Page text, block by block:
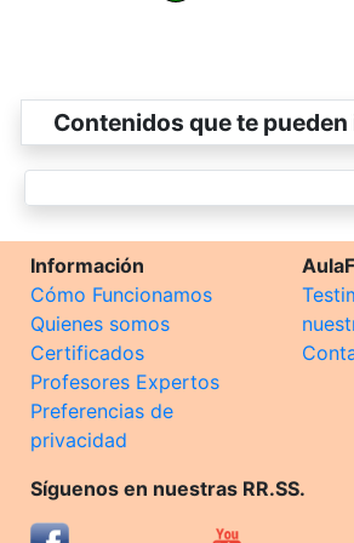
Contenidos que te
Información
Cómo Funcionamos
Quienes somos
Certificados
Profesores Expertos
Preferencias de
privacidad
Síguenos en nuestras RR.SS.